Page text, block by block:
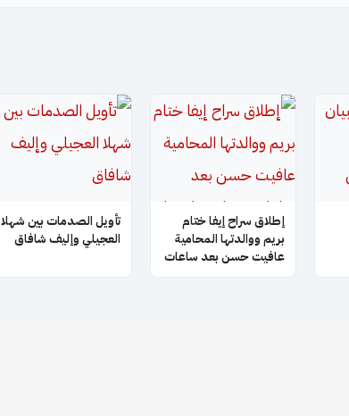
إطلاق سراح إيفا ختام
بريم ووالدتها المحامية
عافيت حسن بعد ساعات
تأويل الصدمات بين شهلا
العجيلي وإليف شافاق